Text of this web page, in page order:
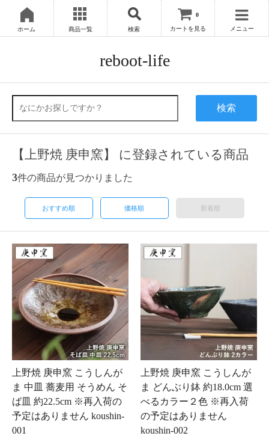
ホーム 商品一覧 検索
0
カートを見る メニュー
reboot-life
検索
【上野焼 庚申窯】 に登録されている商品
3件の商品が見つかりました
おすすめ順 価格順 新着順
上野焼 庚申窯 こうしんが
ま 中皿 蕎麦用 そうめん そ
ば皿 約22.5cm ※再入荷の
予定はありません koushin-
001
上野焼 庚申窯 こうしんが
ま どんぶり鉢 約18.0cm 選
べるカラー２色 ※再入荷
の予定はありません
koushin-002